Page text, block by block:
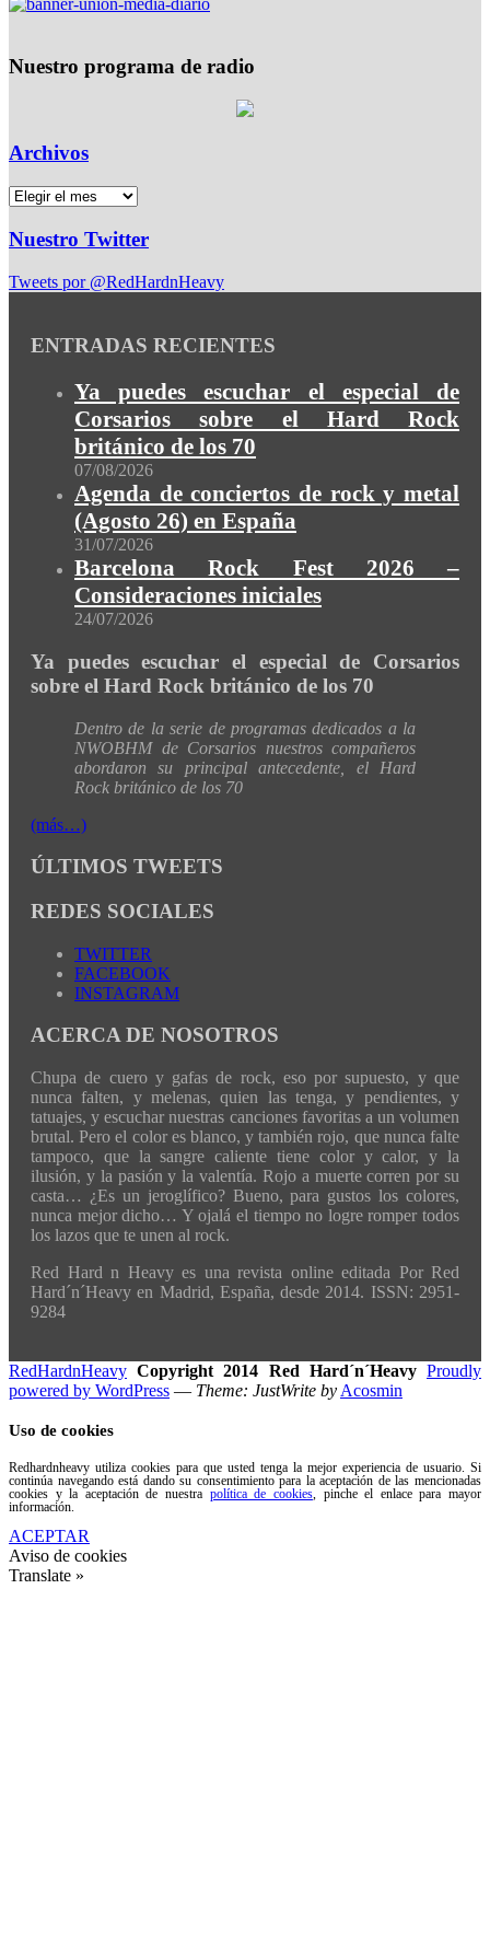
Nuestro programa de radio
Archivos
Nuestro Twitter
Tweets por @RedHardnHeavy
ENTRADAS RECIENTES
Ya puedes escuchar el especial de
Corsarios sobre el Hard Rock
británico de los 70
07/08/2026
Agenda de conciertos de rock y metal
(Agosto 26) en España
31/07/2026
Barcelona Rock Fest 2026 –
Consideraciones iniciales
24/07/2026
Ya puedes escuchar el especial de Corsarios
sobre el Hard Rock británico de los 70
Dentro de la serie de programas dedicados a la
NWOBHM de Corsarios nuestros compañeros
abordaron su principal antecedente, el Hard
Rock británico de los 70
(más…)
ÚLTIMOS TWEETS
REDES SOCIALES
TWITTER
FACEBOOK
INSTAGRAM
ACERCA DE NOSOTROS
Chupa de cuero y gafas de rock, eso por supuesto, y que
nunca falten, y melenas, quien las tenga, y pendientes, y
tatuajes, y escuchar nuestras canciones favoritas a un volumen
brutal. Pero el color es blanco, y también rojo, que nunca falte
tampoco, que la sangre caliente tiene color y calor, y la
ilusión, y la pasión y la valentía. Rojo a muerte corren por su
casta… ¿Es un jeroglífico? Bueno, para gustos los colores,
nunca mejor dicho… Y ojalá el tiempo no logre romper todos
los lazos que te unen al rock.
Red Hard n Heavy es una revista online editada Por Red
Hard´n´Heavy en Madrid, España, desde 2014. ISSN: 2951-
9284
RedHardnHeavy Copyright 2014 Red Hard´n´Heavy Proudly
powered by WordPress — Theme: JustWrite by Acosmin
Uso de cookies
Redhardnheavy utiliza cookies para que usted tenga la mejor experiencia de usuario. Si
continúa navegando está dando su consentimiento para la aceptación de las mencionadas
cookies y la aceptación de nuestra política de cookies, pinche el enlace para mayor
información.
ACEPTAR
Aviso de cookies
Translate »